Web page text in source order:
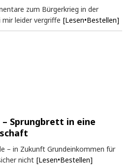
zum Bürgerkrieg in der
mir leider vergriffe [Lesen•Bestellen]
Sprungbrett in eine
– in Zukunft Grundeinkommen für
nicht [Lesen•Bestellen]